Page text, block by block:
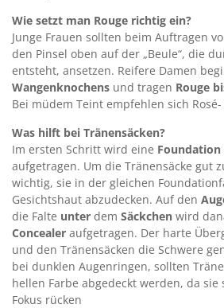
Wie setzt man Rouge richtig ein?
Junge Frauen sollten beim Auftragen
den Pinsel oben auf der „Beule“, die
entsteht, ansetzen. Reifere Damen
Wangenknochens und tragen Rouge
Bei müdem Teint empfehlen sich
Was hilft bei Tränensäcken?
Im ersten Schritt wird eine Foundation
aufgetragen. Um die Tränensäcke gut
wichtig, sie in der gleichen
Gesichtshaut abzudecken. Auf den
die Falte unter dem Säckchen wird
Concealer aufgetragen. Der harte
und den Tränensäcken die Schwere
bei dunklen Augenringen, sollten
hellen Farbe abgedeckt werden, da
Fokus rücken